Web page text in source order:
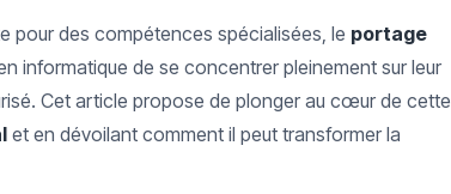
pour des compétences spécialisées, le portage
informatique de se concentrer pleinement sur leur
Cet article propose de plonger au cœur de cette
et en dévoilant comment il peut transformer la